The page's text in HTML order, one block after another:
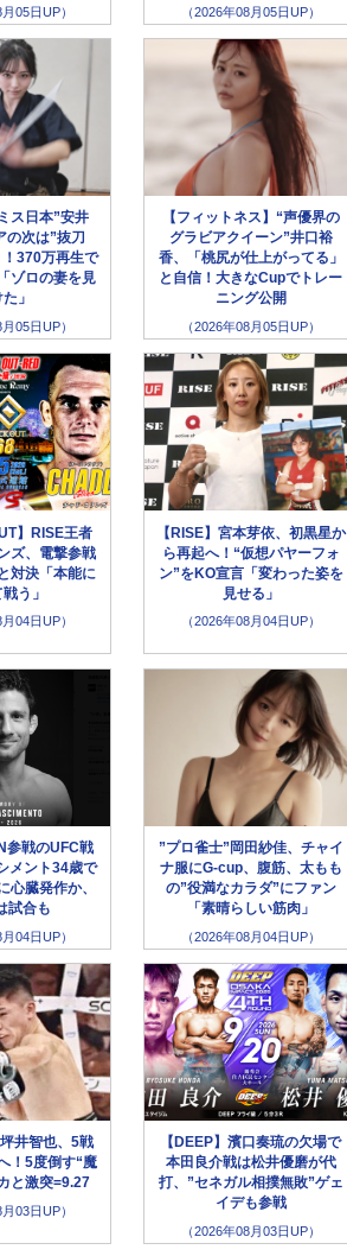
05日UP） （2026年08月05日UP）
ス日本”安井
の次は”抜刀
370万再生で
ゾロの妻を見
」
05日UP）
【フィットネス】“声優界の
グラビアクイーン”井口裕
香、「桃尻が仕上がってる」
と自信！大きなCupでトレー
ニング公開
（2026年08月05日UP）
】RISE王者
ズ、電撃参戦
対決「本能に
う」
04日UP）
【RISE】宮本芽依、初黒星か
ら再起へ！“仮想パヤーフォ
ン”をKO宣言「変わった姿を
見せる」
（2026年08月04日UP）
参戦のUFC戦
メント34歳で
臓発作か、
試合も
04日UP）
”プロ雀士”岡田紗佳、チャイ
ナ服にG-cup、腹筋、太もも
の”役満なカラダ”にファン
「素晴らしい筋肉」
（2026年08月04日UP）
井智也、5戦
！5度倒す“魔
と激突=9.27
03日UP）
【DEEP】濱口奏琉の欠場で
本田良介戦は松井優磨が代
打、”セネガル相撲無敗”ゲェ
イデも参戦
（2026年08月03日UP）